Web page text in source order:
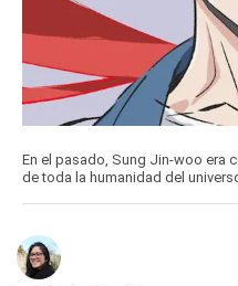
En el pasado, Sung Jin-woo era
de toda la humanidad del